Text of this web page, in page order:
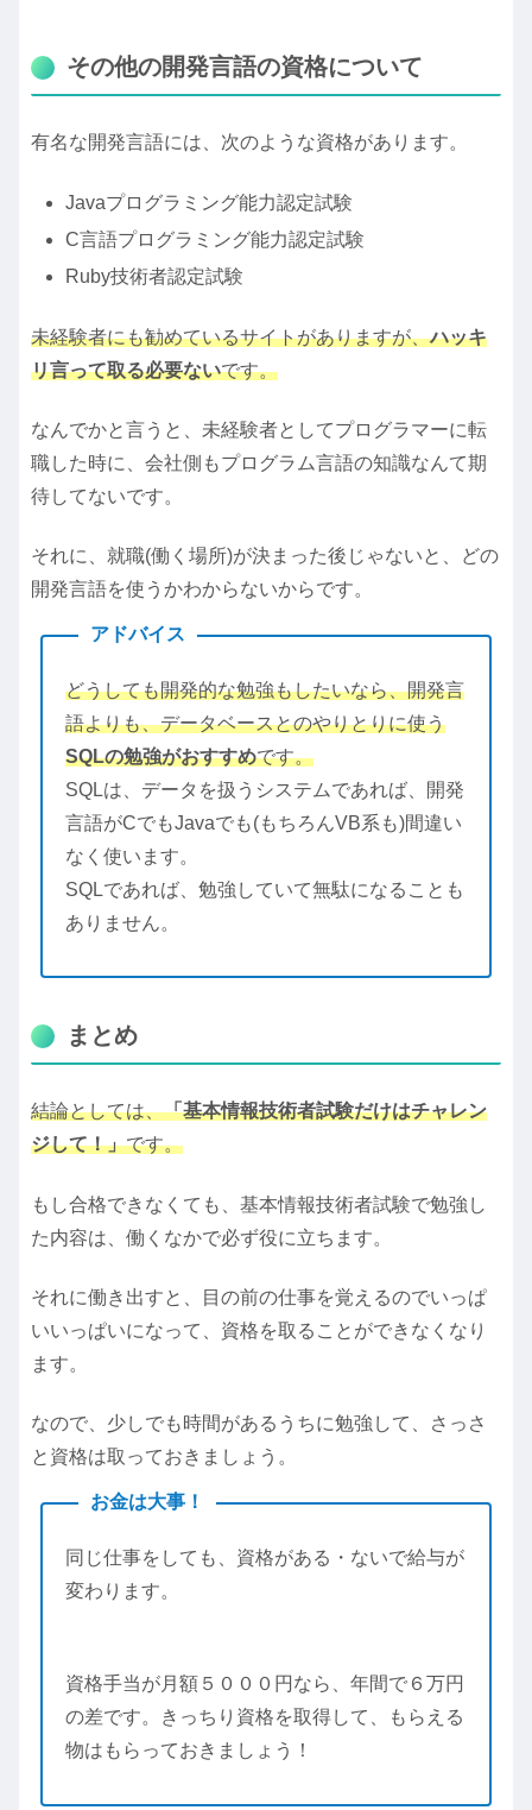
その他の開発言語の資格について
有名な開発言語には、次のような資格があります。
Javaプログラミング能力認定試験
C言語プログラミング能力認定試験
Ruby技術者認定試験
未経験者にも勧めているサイトがありますが、ハッキ
リ言って取る必要ないです。
なんでかと言うと、未経験者としてプログラマーに転
職した時に、会社側もプログラム言語の知識なんて期
待してないです。
それに、就職(働く場所)が決まった後じゃないと、どの
開発言語を使うかわからないからです。
アドバイス
どうしても開発的な勉強もしたいなら、開発言
語よりも、データベースとのやりとりに使う
SQLの勉強がおすすめです。
SQLは、データを扱うシステムであれば、開発
言語がCでもJavaでも(もちろんVB系も)間違い
なく使います。
SQLであれば、勉強していて無駄になることも
ありません。
まとめ
結論としては、「基本情報技術者試験だけはチャレン
ジして！」です。
もし合格できなくても、基本情報技術者試験で勉強し
た内容は、働くなかで必ず役に立ちます。
それに働き出すと、目の前の仕事を覚えるのでいっぱ
いいっぱいになって、資格を取ることができなくなり
ます。
なので、少しでも時間があるうちに勉強して、さっさ
と資格は取っておきましょう。
お金は大事！
同じ仕事をしても、資格がある・ないで給与が
変わります。
資格手当が月額５０００円なら、年間で６万円
の差です。きっちり資格を取得して、もらえる
物はもらっておきましょう！